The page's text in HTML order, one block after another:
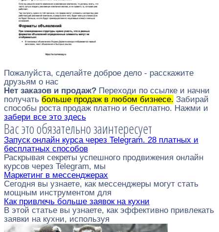
Пожалуйста, сделайте доброе дело - расскажите
друзьям о нас
Нет заказов и продаж? Переходи по ссылке и начни
получать больше продаж в любом бизнесе. Забирай
способы роста продаж платно и бесплатно. Нажми и
забери все это здесь
Вас это обязательно заинтересует
Запуск онлайн курса через Telegram. 28 платных и
бесплатных способов
Раскрывая секреты успешного продвижения онлайн
курсов через Telegram, мы
Маркетинг в мессенджерах
Сегодня вы узнаете, как мессенджеры могут стать
мощным инструментом для
Как привлечь больше заявок на кухни
В этой статье вы узнаете, как эффективно привлекать
заявки на кухни, используя